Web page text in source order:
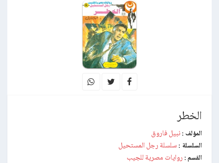
الخطر
المؤلف : نبيل فاروق
السلسلة : سلسلة رجل المستحيل
القسم : روايات مصرية للجيب